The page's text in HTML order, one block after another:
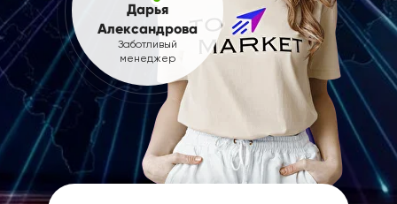
Дарья
Александрова
Заботливый
менеджер